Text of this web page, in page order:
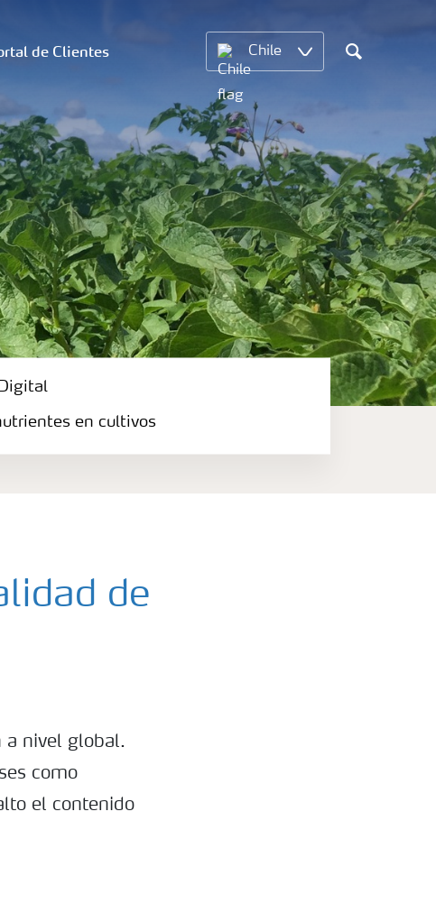
de Clientes Chile
Search
en cultivos
de
a nivel global.
como
el contenido